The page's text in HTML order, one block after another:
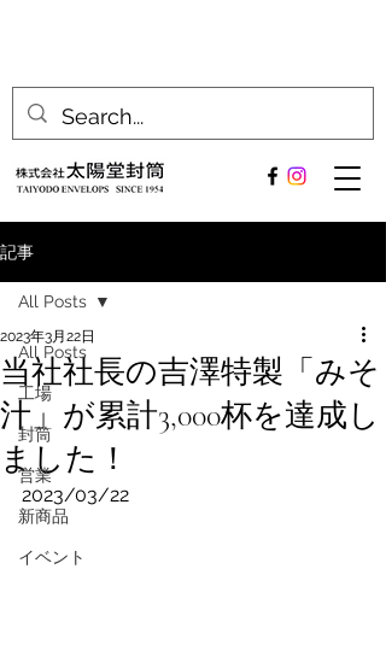
記事
All Posts
工場
封筒
営業
新商品
イベント
All Posts
当社社長の吉澤特製「みそ
汁」が累計3,000杯を達成し
ました！
2023年3月22日
2023/03/22